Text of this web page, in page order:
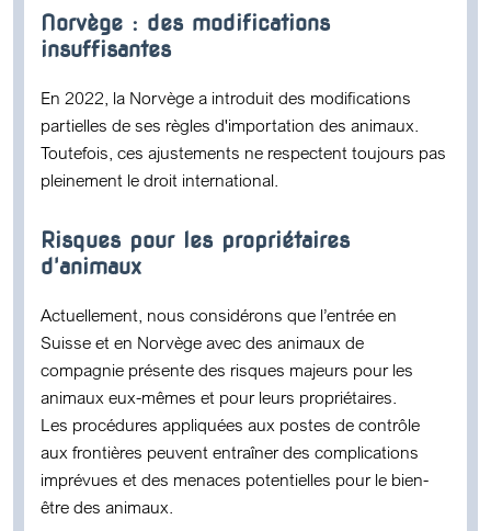
Norvège : des modifications
insuffisantes
En 2022, la Norvège a introduit des modifications
partielles de ses règles d'importation des animaux.
Toutefois, ces ajustements ne respectent toujours pas
pleinement le droit international.
Risques pour les propriétaires
d'animaux
Actuellement, nous considérons que l’entrée en
Suisse et en Norvège avec des animaux de
compagnie présente des risques majeurs pour les
animaux eux-mêmes et pour leurs propriétaires.
Les procédures appliquées aux postes de contrôle
aux frontières peuvent entraîner des complications
imprévues et des menaces potentielles pour le bien-
être des animaux.